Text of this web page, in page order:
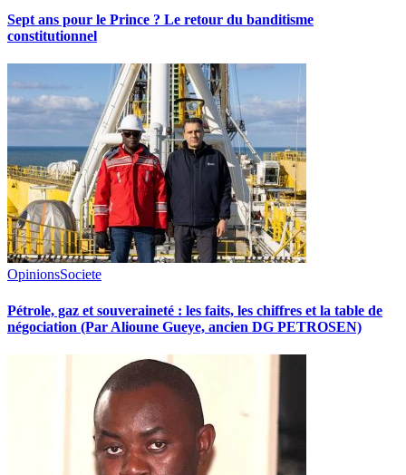
Sept ans pour le Prince ? Le retour du banditisme
constitutionnel
OpinionsSociete
Pétrole, gaz et souveraineté : les faits, les chiffres et la table de
négociation (Par Alioune Gueye, ancien DG PETROSEN)